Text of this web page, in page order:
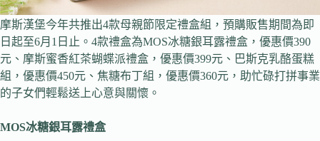
摩斯漢堡今年共推出4款母親節限定禮盒組，預購販售期間為即
日起至6月1日止。4款禮盒為MOS冰糖銀耳露禮盒，優惠價390
元、摩斯蜜香紅茶蝴蝶派禮盒，優惠價399元、巴斯克乳酪蛋糕
組，優惠價450元、焦糖布丁組，優惠價360元，助忙碌打拼事業
的子女們輕鬆送上心意與關懷。
MOS冰糖銀耳露禮盒